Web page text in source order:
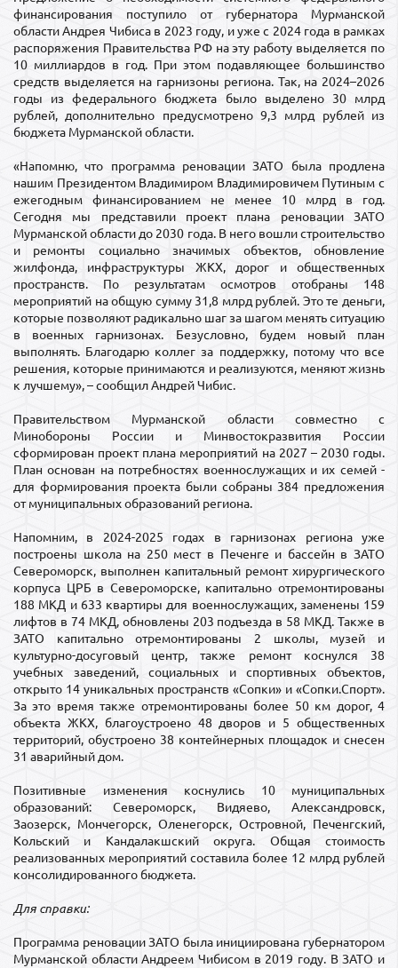
финансирования поступило от губернатора Мурманской
области Андрея Чибиса в 2023 году, и уже с 2024 года в рамках
распоряжения Правительства РФ на эту работу выделяется по
10 миллиардов в год. При этом подавляющее большинство
средств выделяется на гарнизоны региона. Так, на 2024–2026
годы из федерального бюджета было выделено 30 млрд
рублей, дополнительно предусмотрено 9,3 млрд рублей из
бюджета Мурманской области.
«Напомню, что программа реновации ЗАТО была продлена
нашим Президентом Владимиром Владимировичем Путиным с
ежегодным финансированием не менее 10 млрд в год.
Сегодня мы представили проект плана реновации ЗАТО
Мурманской области до 2030 года. В него вошли строительство
и ремонты социально значимых объектов, обновление
жилфонда, инфраструктуры ЖКХ, дорог и общественных
пространств. По результатам осмотров отобраны 148
мероприятий на общую сумму 31,8 млрд рублей. Это те деньги,
которые позволяют радикально шаг за шагом менять ситуацию
в военных гарнизонах. Безусловно, будем новый план
выполнять. Благодарю коллег за поддержку, потому что все
решения, которые принимаются и реализуются, меняют жизнь
к лучшему», – сообщил Андрей Чибис.
Правительством Мурманской области совместно с
Минобороны России и Минвостокразвития России
сформирован проект плана мероприятий на 2027 – 2030 годы.
План основан на потребностях военнослужащих и их семей -
для формирования проекта были собраны 384 предложения
от муниципальных образований региона.
Напомним, в 2024-2025 годах в гарнизонах региона уже
построены школа на 250 мест в Печенге и бассейн в ЗАТО
Североморск, выполнен капитальный ремонт хирургического
корпуса ЦРБ в Североморске, капитально отремонтированы
188 МКД и 633 квартиры для военнослужащих, заменены 159
лифтов в 74 МКД, обновлены 203 подъезда в 58 МКД. Также в
ЗАТО капитально отремонтированы 2 школы, музей и
культурно-досуговый центр, также ремонт коснулся 38
учебных заведений, социальных и спортивных объектов,
открыто 14 уникальных пространств «Сопки» и «Сопки.Спорт».
За это время также отремонтированы более 50 км дорог, 4
объекта ЖКХ, благоустроено 48 дворов и 5 общественных
территорий, обустроено 38 контейнерных площадок и снесен
31 аварийный дом.
Позитивные изменения коснулись 10 муниципальных
образований: Североморск, Видяево, Александровск,
Заозерск, Мончегорск, Оленегорск, Островной, Печенгский,
Кольский и Кандалакшский округа. Общая стоимость
реализованных мероприятий составила более 12 млрд рублей
консолидированного бюджета.
Для справки:
Программа реновации ЗАТО была инициирована губернатором
Мурманской области Андреем Чибисом в 2019 году. В ЗАТО и